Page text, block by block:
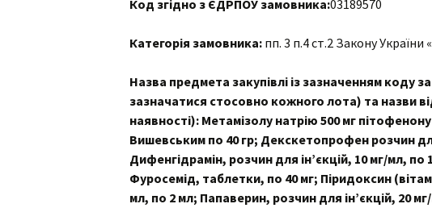
Код згідно з ЄДРПОУ замовника:03189570
Категорія замовника: пп. 3 п.4 ст.2 Закону України
Назва предмета закупівлі із зазначенням коду
зазначатися стосовно кожного лота) та назви
наявності): Метамізолу натрію 500 мг
Вишевським по 40 гр; Декскетопрофен розчин
Дифенгідрамін, розчин для ін’єкцій, 10 мг/мл,
Фуросемід, таблетки, по 40 мг; Піридоксин
мл, по 2 мл; Папаверин, розчин для ін’єкцій, 20